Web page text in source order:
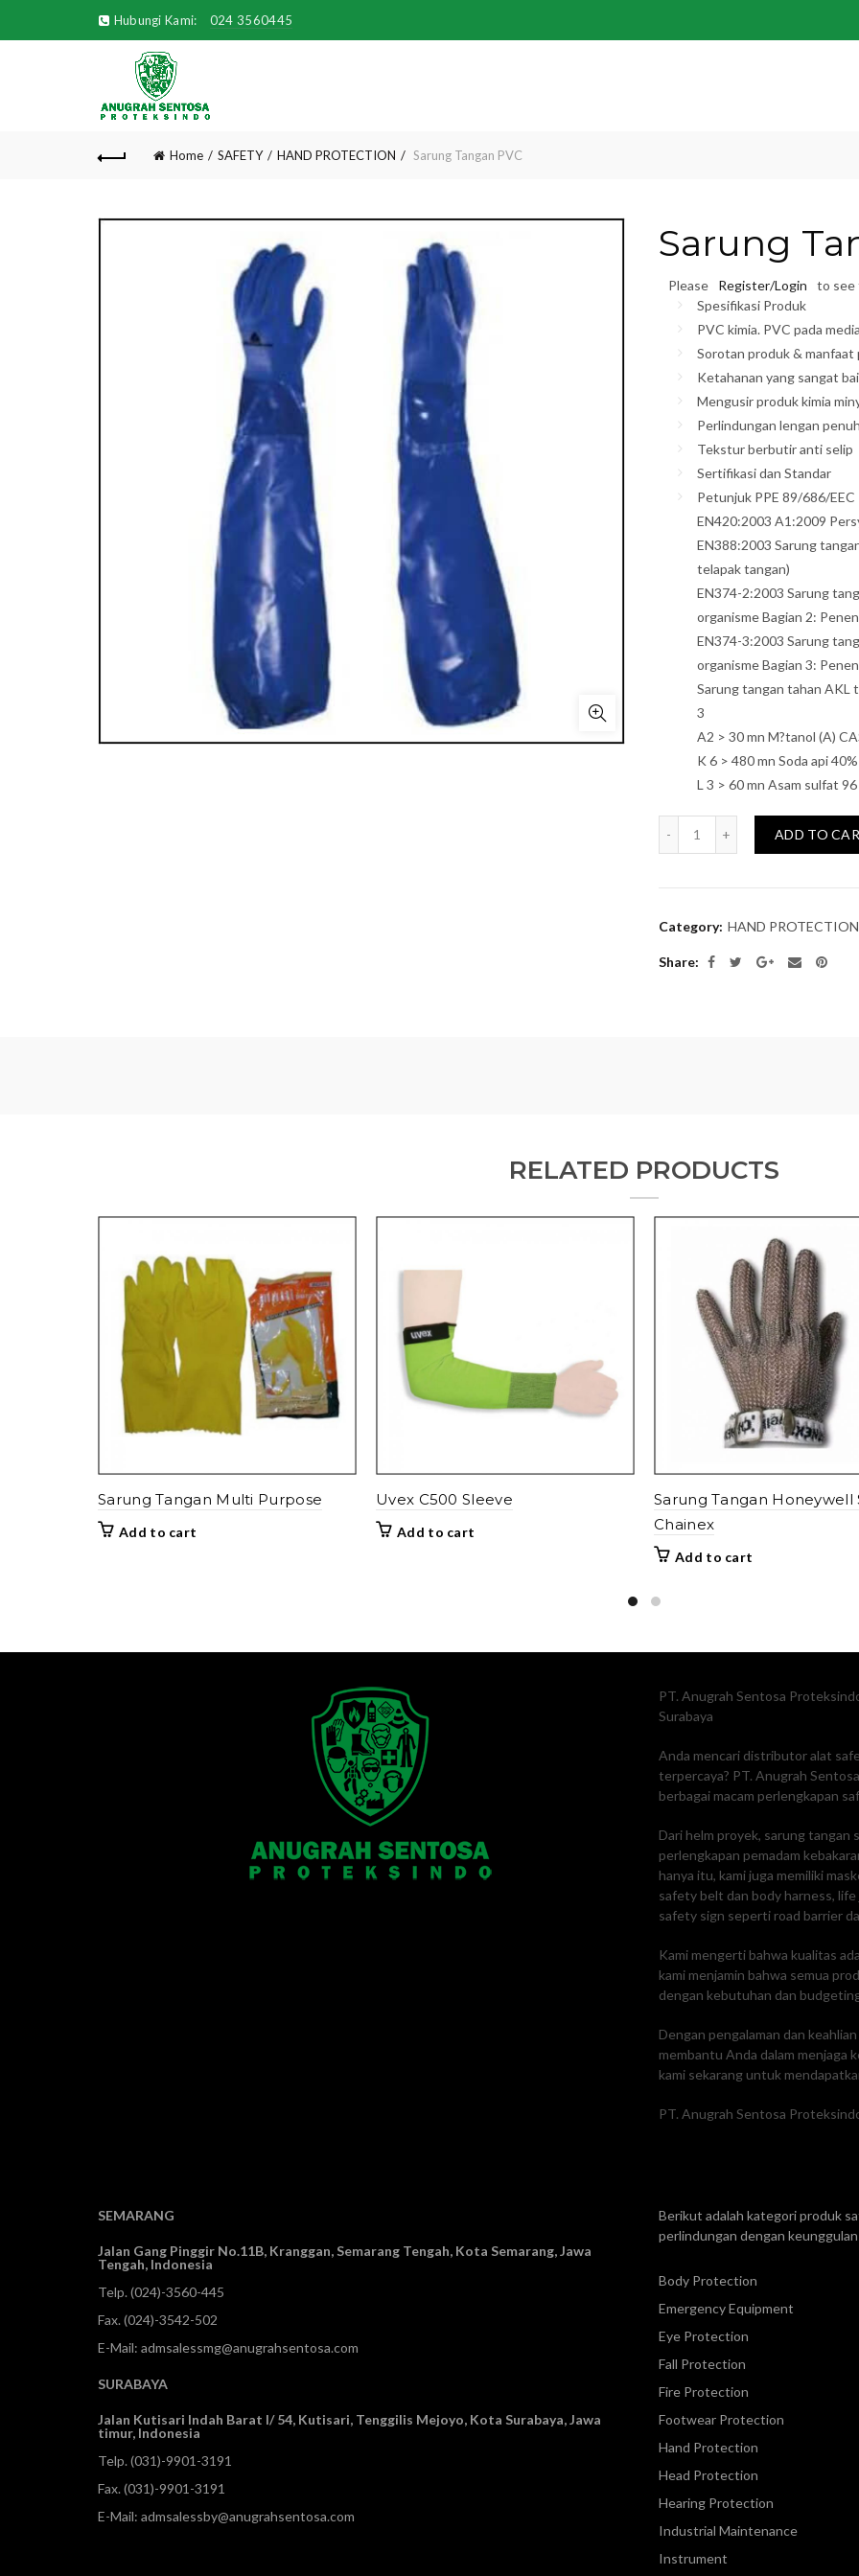
Hubungi Kami: 024 3560445
Home SAFETY HAND PROTECTION Sarung Tangan PVC
Sarung
Please Register/Login
to see
Spesifikasi Produk
PVC kimia. PVC pada
Sorotan produk & manfaat
Ketahanan yang sangat
Mengusir produk kimia
Perlindungan lengan penuh
Tekstur berbutir anti selip
Sertifikasi dan Standar
Petunjuk PPE 89/686/EEC
EN420:2003 A1:2009
EN388:2003 Sarung
telapak tangan)
EN374-2:2003 Sarung
organisme Bagian 2:
EN374-3:2003 Sarung
organisme Bagian 3:
Sarung tangan tahan AKL
3
A2 > 30 mn M?tanol (A)
K 6 > 480 mn Soda api
L 3 > 60 mn Asam sulfat
Quantity
ADD TO
Category: HAND PROTECTION
Share
RELATED PRODUCTS
Sarung Tangan Multi Purpose
Add to cart
Uvex C500 Sleeve
Add to cart
Sarung Tangan Honeywell
Chainex
Add to cart
PT. Anugrah Sentosa
Surabaya
Anda mencari distributor alat
terpercaya? PT. Anugrah
berbagai macam perlengkapan
Dari helm proyek, sarung
perlengkapan pemadam
hanya itu, kami juga memiliki
safety belt dan body harness,
safety sign seperti road barrier
Kami mengerti bahwa kualitas
kami menjamin bahwa semua
dengan kebutuhan dan
Dengan pengalaman dan
membantu Anda dalam menjaga
kami sekarang untuk
PT. Anugrah Sentosa
SEMARANG
Jalan Gang Pinggir No.11B, Kranggan,Semarang Tengah, Kota Semarang, Jawa
Tengah, Indonesia
Telp. (024)-3560-445
Fax. (024)-3542-502
E-Mail: admsalessmg@anugrahsentosa.com
SURABAYA
Jalan Kutisari Indah Barat I/ 54, Kutisari, Tenggilis Mejoyo, Kota Surabaya, Jawa
timur, Indonesia
Telp. (031)-9901-3191
Fax. (031)-9901-3191
E-Mail: admsalessby@anugrahsentosa.com
Berikut adalah kategori produk
perlindungan dengan
Body Protection
Emergency Equipment
Eye Protection
Fall Protection
Fire Protection
Footwear Protection
Hand Protection
Head Protection
Hearing Protection
Industrial Maintenance
Instrument